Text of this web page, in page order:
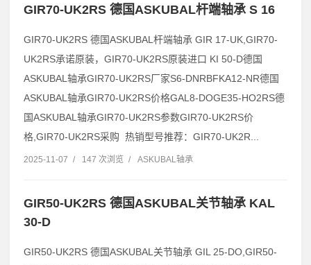
GIR70-UK2RS 德国ASKUBAL杆端轴承 S 16
GIR70-UK2RS 德国ASKUBAL杆端轴承 GIR 17-UK,GIR70-
UK2RS承诺原装，GIR70-UK2RS原装进口 KI 50-D德国
ASKUBAL轴承GIR70-UK2RS厂家S6-DNRBFKA12-NR德国
ASKUBAL轴承GIR70-UK2RS价格GAL8-DOGE35-HO2RS德
国ASKUBAL轴承GIR70-UK2RS参数GIR70-UK2RS价
格,GIR70-UK2RS采购 热销型号推荐：GIR70-UK2R...
2025-11-07 / 147 次浏览 / ASKUBAL轴承
GIR50-UK2RS 德国ASKUBAL关节轴承 KAL
30-D
GIR50-UK2RS 德国ASKUBAL关节轴承 GIL 25-DO,GIR50-